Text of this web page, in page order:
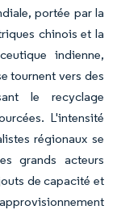
portée par la
chinois et la
indienne,
tournent vers des
le recyclage
L'intensité
régionaux se
grands acteurs
de capacité et